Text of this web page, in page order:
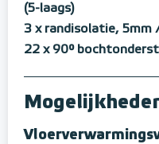
(5-laags)
3 x randisolatie, 5mm
22 x 90°